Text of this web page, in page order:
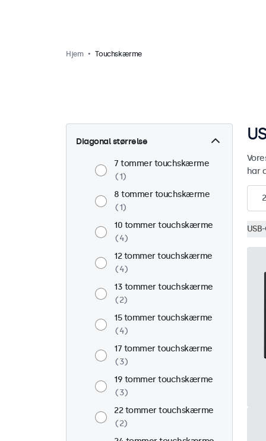
Hjem Touchskærme
Diagonal størrelse
7 tommer touchskærme
1
8 tommer touchskærme
1
10 tommer touchskærme
4
12 tommer touchskærme
4
13 tommer touchskærme
2
15 tommer touchskærme
4
17 tommer touchskærme
3
19 tommer touchskærme
3
22 tommer touchskærme
2
har